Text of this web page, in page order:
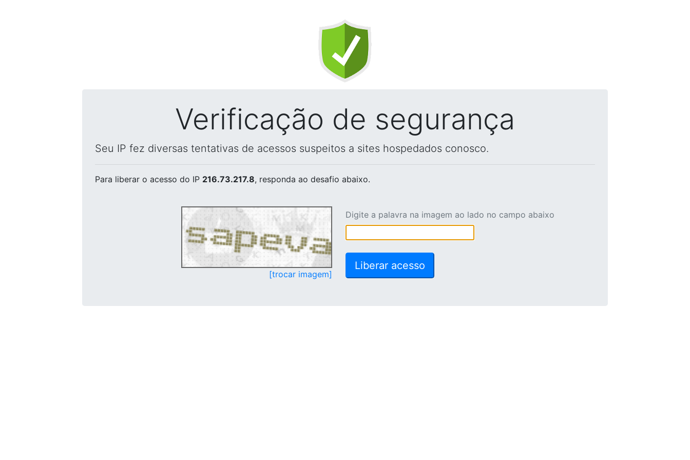
Verificação de segurança
Seu IP fez diversas tentativas de acessos suspeitos a sites hospedados conosco.
Para liberar o acesso do IP 216.73.217.8, responda ao desafio abaixo.
[trocar imagem]
Digite a palavra na imagem ao lado no campo abaixo